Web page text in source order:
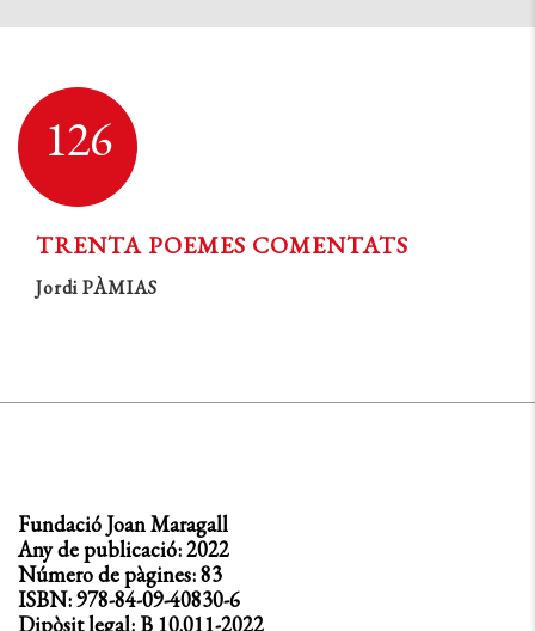
126
TRENTA POEMES COMENTATS
Jordi PÀMIAS
Fundació Joan Maragall
Any de publicació: 2022
Número de pàgines: 83
ISBN: 978-84-09-40830-6
Dipòsit legal: B 10.011-2022